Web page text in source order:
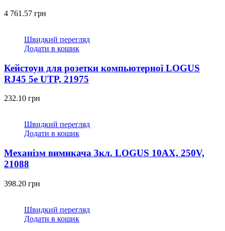
4 761.57 грн
Швидкий перегляд
Додати в кошик
Кейстоун для розетки компьютерної LOGUS
RJ45 5e UTP, 21975
232.10 грн
Швидкий перегляд
Додати в кошик
Механізм вимикача 3кл. LOGUS 10АХ, 250V,
21088
398.20 грн
Швидкий перегляд
Додати в кошик